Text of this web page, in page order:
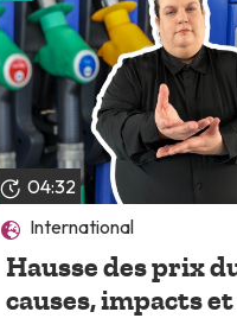
04:32
International
Hausse des prix
causes, impacts